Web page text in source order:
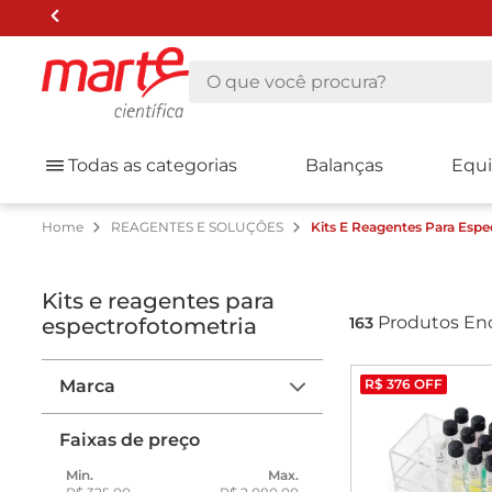
O que você procura?
Todas as categorias Balanças
REAGENTES E SOLUÇÕES Kits E Reagentes Para
kits e reagentes para
espectrofotometria
Marca
Faixas de preço
163 Produtos
R$ 376 OFF